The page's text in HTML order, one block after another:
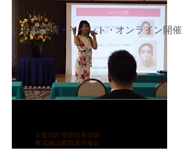
大阪地区理容師美容師
養成施設​教職員研修会
​各種講演・イベント・オンライン開催